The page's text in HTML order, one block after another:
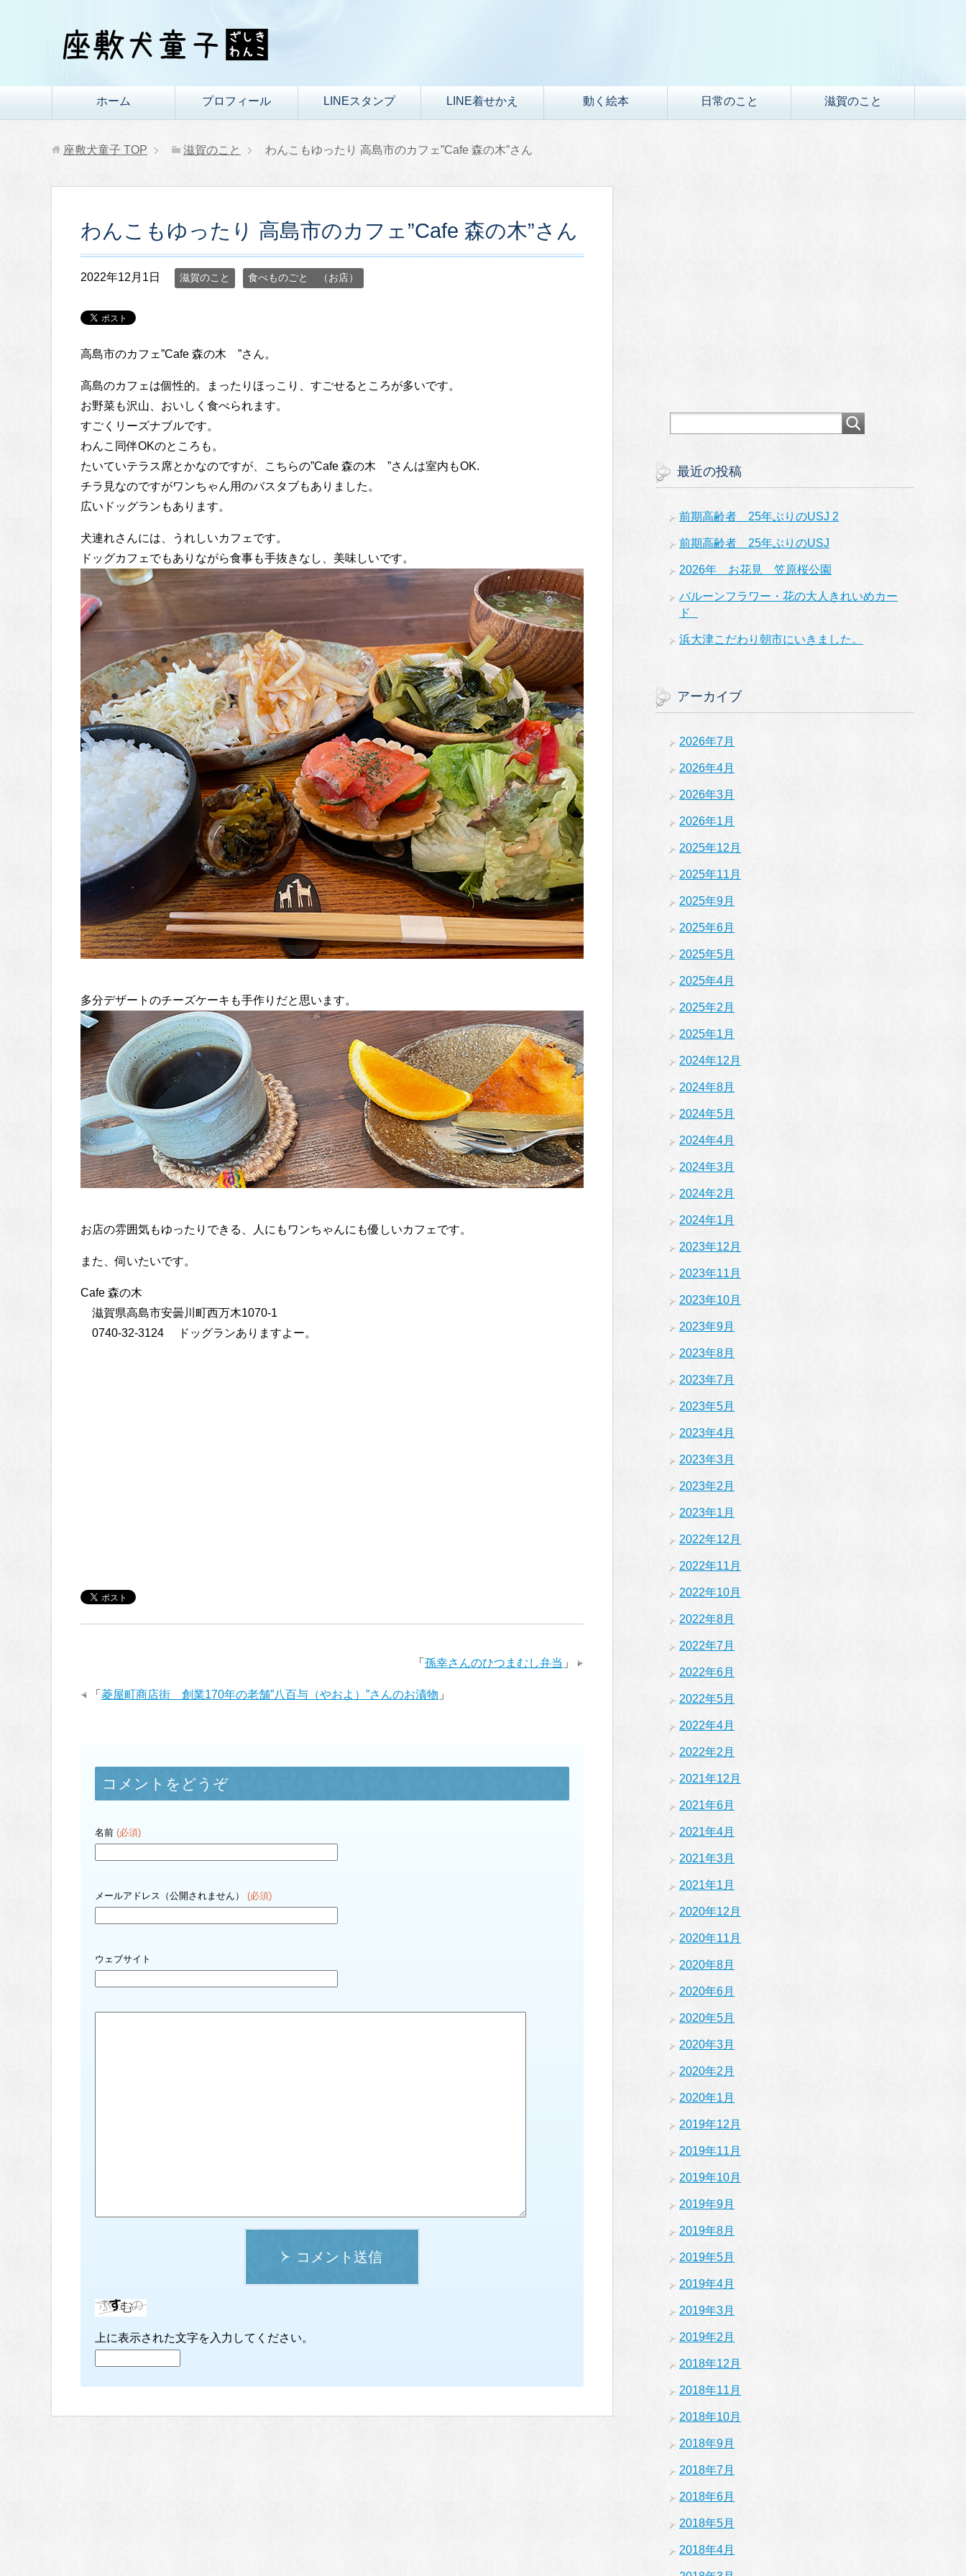
ホーム プロフィール LINEスタンプ LINE着せかえ 動く絵本 日常のこと 滋賀のこと
座敷犬童子 TOP 滋賀のこと わんこもゆったり 高島市のカフェ”Cafe 森の木”さん
わんこもゆったり 高島市のカフェ”Cafe 森の木”さん
2022年12月1日 滋賀のこと 食べものごと （お店）
高島市のカフェ”Cafe 森の木 ”さん。
高島のカフェは個性的。まったりほっこり、すごせるところが多いです。
お野菜も沢山、おいしく食べられます。
すごくリーズナブルです。
わんこ同伴OKのところも。
たいていテラス席とかなのですが、こちらの”Cafe 森の木 ”さんは室内もOK.
チラ見なのですがワンちゃん用のバスタブもありました。
広いドッグランもあります。
犬連れさんには、うれしいカフェです。
ドッグカフェでもありながら食事も手抜きなし、美味しいです。
多分デザートのチーズケーキも手作りだと思います。
お店の雰囲気もゆったりできる、人にもワンちゃんにも優しいカフェです。
また、伺いたいです。
Cafe 森の木
滋賀県高島市安曇川町西万木1070-1
0740-32-3124 ドッグランありますよー。
「 孫幸さんのひつまむし弁当 」
「 菱屋町商店街 創業170年の老舗”八百与（やおよ）”さんのお漬物 」
コメントをどうぞ
名前 (必須)
メールアドレス（公開されません） (必須)
ウェブサイト
コメント送信
上に表示された文字を入力してください。
最近の投稿
前期高齢者 25年ぶりのUSJ 2
前期高齢者 25年ぶりのUSJ
2026年 お花見 笠原桜公園
バルーンフラワー・花の大人きれいめカー
ド
浜大津こだわり朝市にいきました。
アーカイブ
2026年7月
2026年4月
2026年3月
2026年1月
2025年12月
2025年11月
2025年9月
2025年6月
2025年5月
2025年4月
2025年2月
2025年1月
2024年12月
2024年8月
2024年5月
2024年4月
2024年3月
2024年2月
2024年1月
2023年12月
2023年11月
2023年10月
2023年9月
2023年8月
2023年7月
2023年5月
2023年4月
2023年3月
2023年2月
2023年1月
2022年12月
2022年11月
2022年10月
2022年8月
2022年7月
2022年6月
2022年5月
2022年4月
2022年2月
2021年12月
2021年6月
2021年4月
2021年3月
2021年1月
2020年12月
2020年11月
2020年8月
2020年6月
2020年5月
2020年3月
2020年2月
2020年1月
2019年12月
2019年11月
2019年10月
2019年9月
2019年8月
2019年5月
2019年4月
2019年3月
2019年2月
2018年12月
2018年11月
2018年10月
2018年9月
2018年7月
2018年6月
2018年5月
2018年4月